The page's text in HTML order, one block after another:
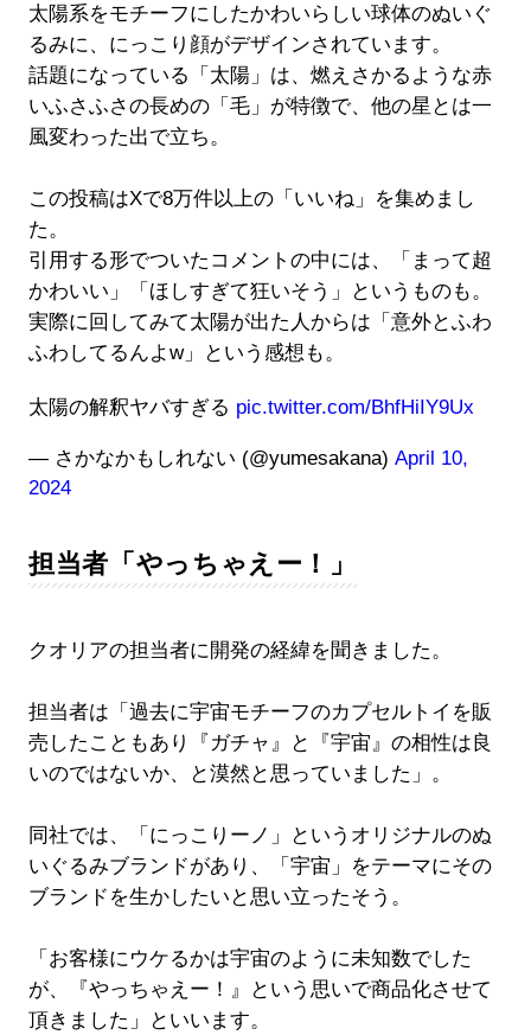
太陽系をモチーフにしたかわいらしい球体のぬいぐ
るみに、にっこり顔がデザインされています。
話題になっている「太陽」は、燃えさかるような赤
いふさふさの長めの「毛」が特徴で、他の星とは一
風変わった出で立ち。
この投稿はXで8万件以上の「いいね」を集めまし
た。
引用する形でついたコメントの中には、「まって超
かわいい」「ほしすぎて狂いそう」というものも。
実際に回してみて太陽が出た人からは「意外とふわ
ふわしてるんよw」という感想も。
太陽の解釈ヤバすぎる pic.twitter.com/BhfHiIY9Ux
— さかなかもしれない (@yumesakana) April 10,
2024
担当者「やっちゃえー！」
クオリアの担当者に開発の経緯を聞きました。
担当者は「過去に宇宙モチーフのカプセルトイを販
売したこともあり『ガチャ』と『宇宙』の相性は良
いのではないか、と漠然と思っていました」。
同社では、「にっこりーノ」というオリジナルのぬ
いぐるみブランドがあり、「宇宙」をテーマにその
ブランドを生かしたいと思い立ったそう。
「お客様にウケるかは宇宙のように未知数でした
が、『やっちゃえー！』という思いで商品化させて
頂きました」といいます。